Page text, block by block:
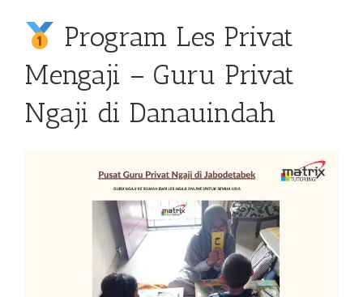
Program Les Privat
Mengaji – Guru Privat
Ngaji di Danauindah